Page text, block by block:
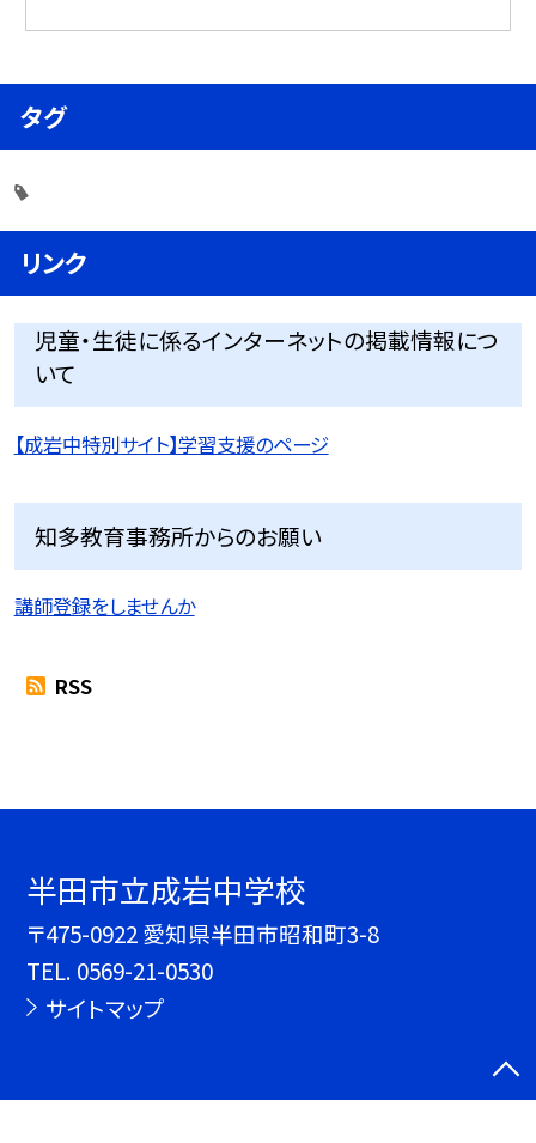
タグ
リンク
児童・生徒に係るインターネットの掲載情報につ
いて
【成岩中特別サイト】学習支援のページ
知多教育事務所からのお願い
講師登録をしませんか
RSS
半田市立成岩中学校
〒475-0922 愛知県半田市昭和町3-8
TEL. 0569-21-0530
サイトマップ